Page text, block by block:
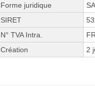
Forme juridique
SIRET
N° TVA Intra.
Création
2